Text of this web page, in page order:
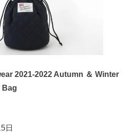
2021-2022 Autumn ＆ Winter
Bag
日